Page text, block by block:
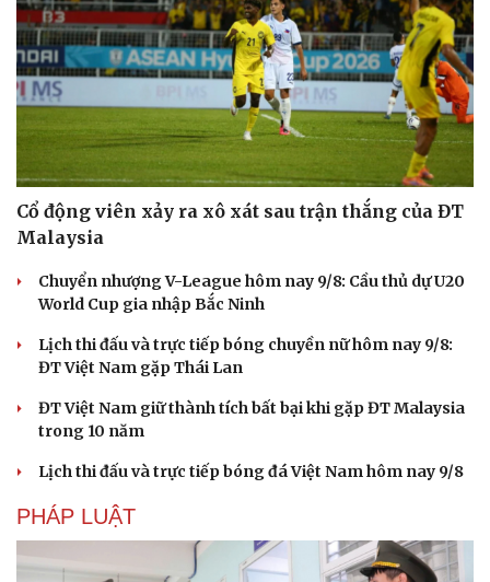
Cổ động viên xảy ra xô xát sau trận thắng của ĐT
Malaysia
Chuyển nhượng V-League hôm nay 9/8: Cầu thủ dự U20
World Cup gia nhập Bắc Ninh
Lịch thi đấu và trực tiếp bóng chuyền nữ hôm nay 9/8:
ĐT Việt Nam gặp Thái Lan
ĐT Việt Nam giữ thành tích bất bại khi gặp ĐT Malaysia
trong 10 năm
Lịch thi đấu và trực tiếp bóng đá Việt Nam hôm nay 9/8
PHÁP LUẬT